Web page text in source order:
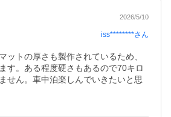
2026/5/10
iss********さん
ットの厚さも製作されているため、
す。ある程度硬さもあるので70キロ
せん。車中泊楽しんでいきたいと思